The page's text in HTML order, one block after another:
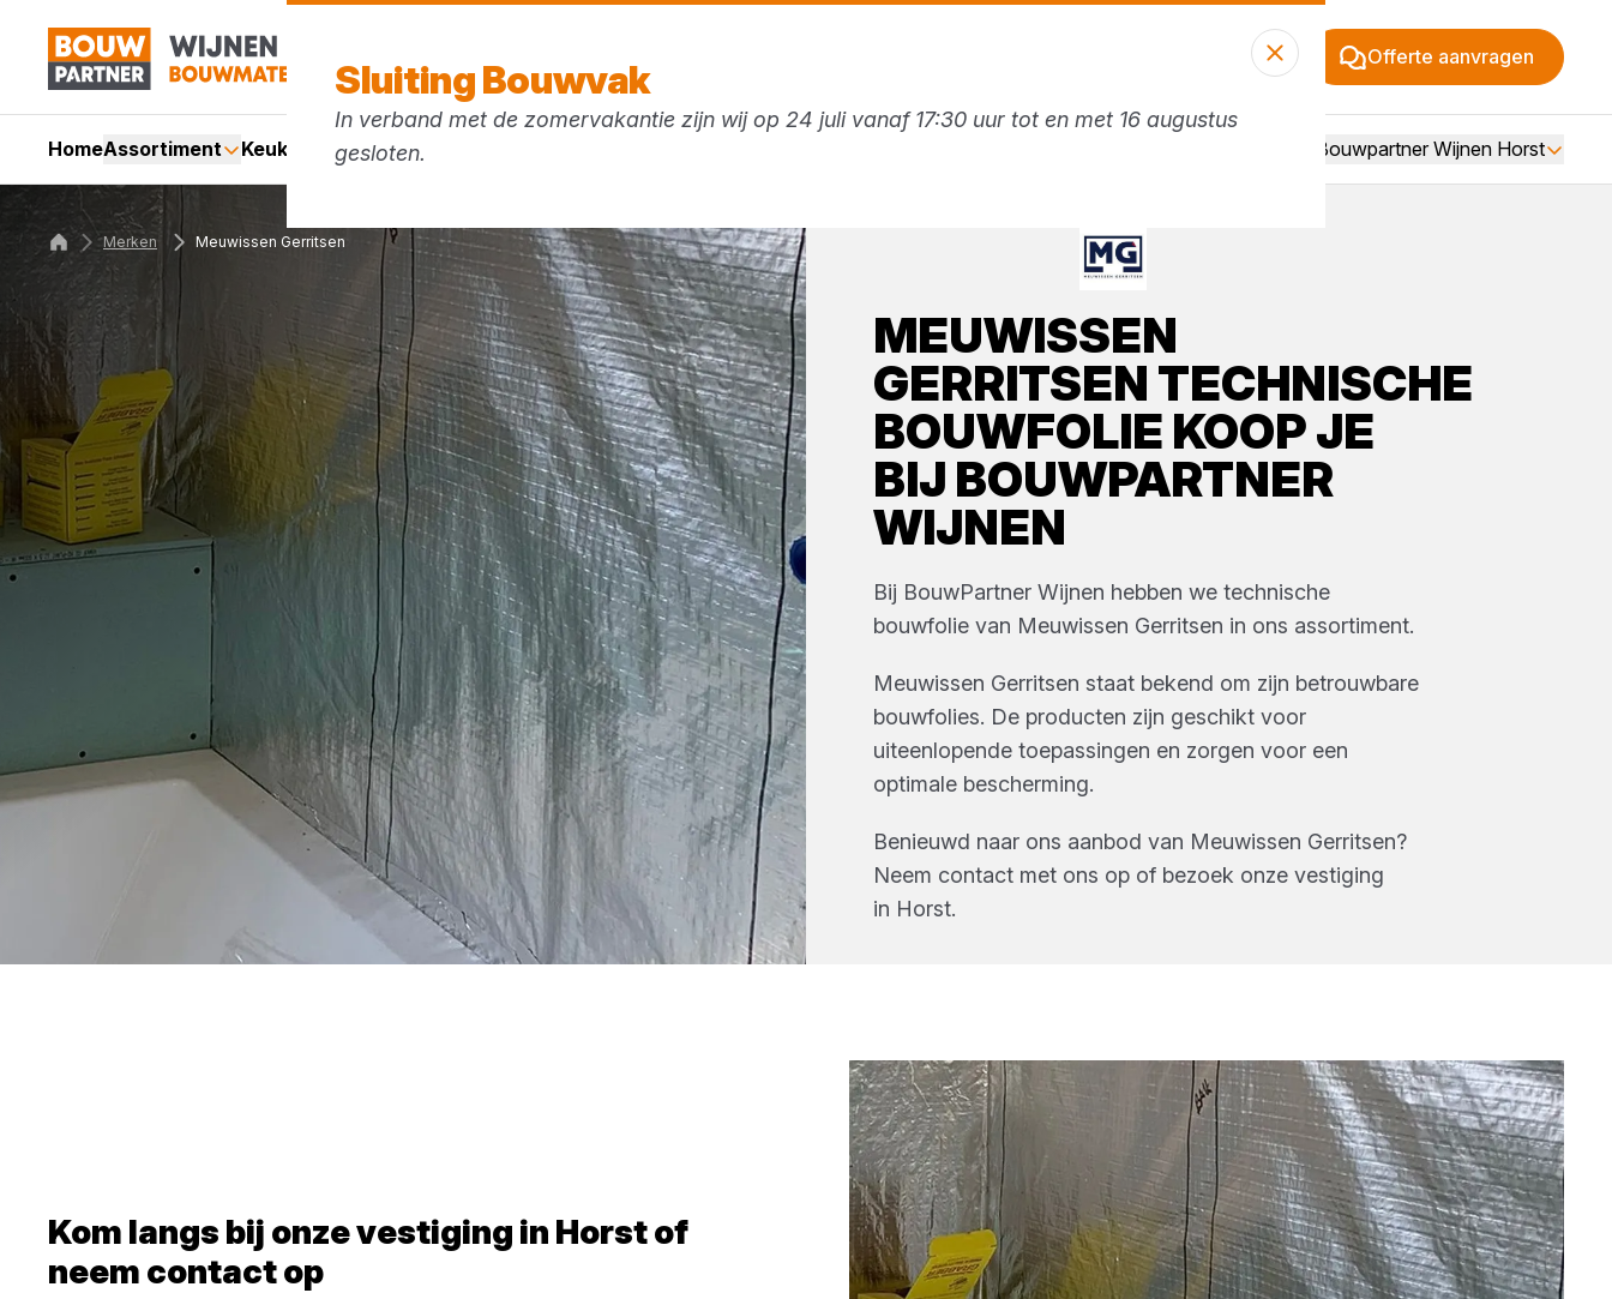
Offerte aanvragen
HomeAssortiment Keukens Services Over Bouwpartner Wijnen Horst
MEUWISSEN
GERRITSEN TECHNISCHE
BOUWFOLIE KOOP JE
BIJ BOUWPARTNER
WIJNEN
Bij BouwPartner Wijnen hebben we technische
bouwfolie van Meuwissen Gerritsen in ons assortiment.
Meuwissen Gerritsen staat bekend om zijn betrouwbare
bouwfolies. De producten zijn geschikt voor
uiteenlopende toepassingen en zorgen voor een
optimale bescherming.
Benieuwd naar ons aanbod van Meuwissen Gerritsen?
Neem contact met ons op of bezoek onze vestiging
in Horst.
Merken Meuwissen Gerritsen
Kom langs bij onze vestiging in Horstof
neem contact op
Sluiting Bouwvak
In verband met de zomervakantie zijn wij op 24 juli vanaf 17:30 uur tot en met 16 augustus
gesloten.